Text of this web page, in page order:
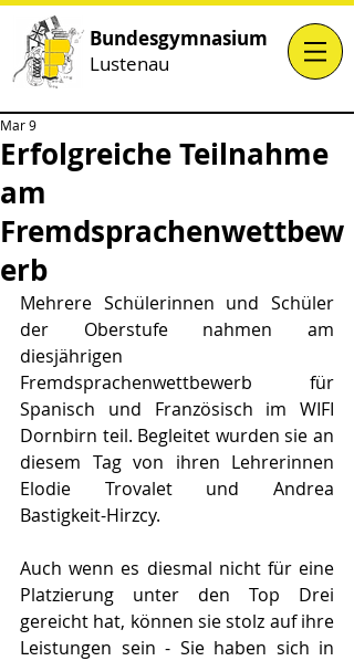
Bundesgymnasium
Lustenau
Erfolgreiche Teilnahme
am
Fremdsprachenwettbew
erb
Mar 9
Mehrere Schülerinnen und Schüler
der Oberstufe nahmen am
diesjährigen
Fremdsprachenwettbewerb für
Spanisch und Französisch im WIFI
Dornbirn teil. Begleitet wurden sie an
diesem Tag von ihren Lehrerinnen
Elodie Trovalet und Andrea
Bastigkeit-Hirzcy.
Auch wenn es diesmal nicht für eine
Platzierung unter den Top Drei
gereicht hat, können sie stolz auf ihre
Leistungen sein - Sie haben sich in